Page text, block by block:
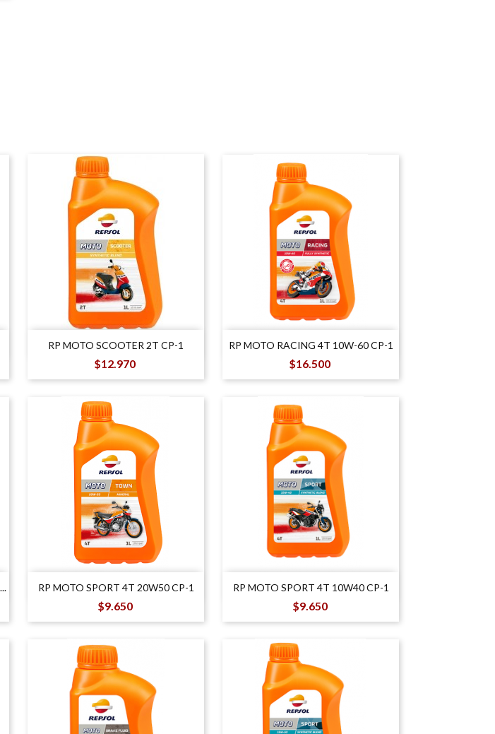
RP MOTO SCOOTER 2T CP-1
Precio
$12.970
 Vista rápida RP MOTO RACING 4T 10W-60 CP-1
Precio
$16.500
Vista rápida
RP MOTO SPORT 4T 20W50 CP-1
Precio
$9.650
Vista rápida RP MOTO SPORT 4T 10W40 CP-1
Precio
$9.650
Vista rápida